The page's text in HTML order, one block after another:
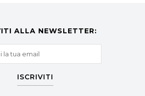
ALLA NEWSLETTER:
ISCRIVITI